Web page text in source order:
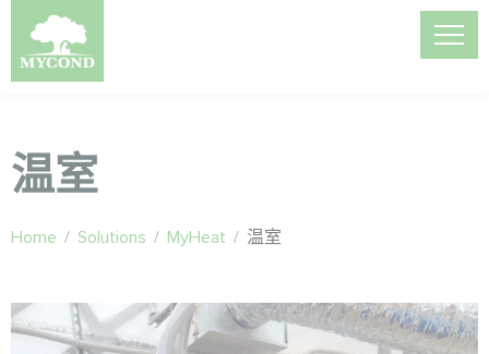
温室
Home / Solutions / MyHeat / 温室